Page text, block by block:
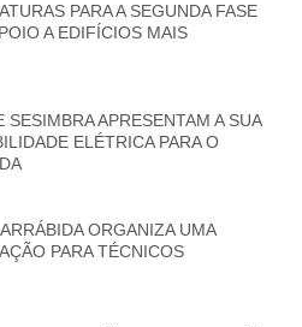
PARA A SEGUNDA FASE
A EDIFÍCIOS MAIS
SESIMBRA APRESENTAM A SUA
ELÉTRICA PARA O
ORGANIZA UMA
PARA TÉCNICOS